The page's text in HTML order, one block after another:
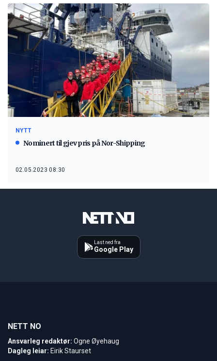
NYTT
Nominert til gjev pris på Nor-Shipping
02.05.2023 08:30
Last ned fra
Google Play
NETT NO
Ansvarleg redaktør: Ogne Øyehaug
Dagleg leiar: Eirik Staurset